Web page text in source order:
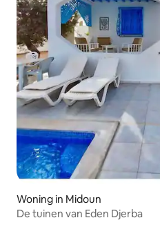
Woning in Midoun
De tuinen van Eden Djerba